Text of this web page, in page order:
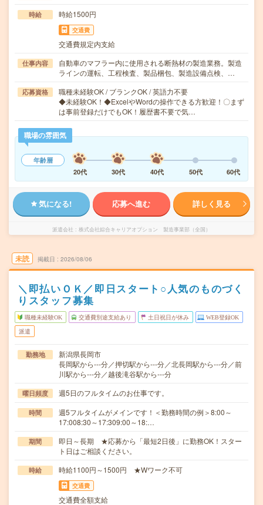
時給 時給1500円
交通費
交通費規定内支給
仕事内容
自動車のマフラー内に使用される断熱材の製造業務。製造
ラインの運転、工程検査、製品梱包、製造設備点検、…
応募資格
職種未経験OK / ブランクOK / 英語力不要
◆未経験OK！◆ExcelやWordの操作できる方歓迎！〇まず
は事前登録だけでもOK！履歴書不要で気…
職場の雰囲気
年齢層
20代
30代 40代 50代 60代
気になる! 応募へ進む 詳しく見る
派遣会社 株式会社綜合キャリアオプション 製造事業部（全国）
未読 掲載日 2026/08/06
＼即払いＯＫ／即日スタート○人気のものづく
りスタッフ募集
職種未経験OK 交通費別途支給あり 土日祝日が休み WEB登録OK
派遣
勤務地
新潟県長岡市
長岡駅から---分／押切駅から---分／北長岡駅から---分／前
川駅から---分／越後滝谷駅から---分
曜日頻度 週5日のフルタイムのお仕事です。
時間
週5フルタイムがメインです！＜勤務時間の例＞8:00～
17:008:30～17:309:00～18:…
期間
即日～長期 ★応募から「最短2日後」に勤務OK！スター
ト日はご相談ください。
時給 時給1100円～1500円 ★Wワーク不可
交通費
交通費全額支給